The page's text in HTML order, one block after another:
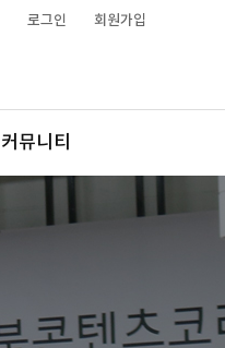
로그인 회원가입
커뮤니티